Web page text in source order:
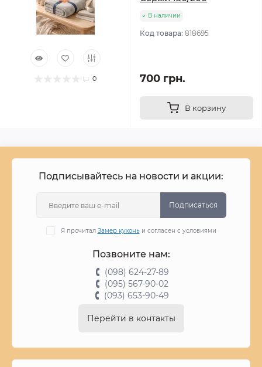
0
В наличии
Код товара: 818695
700 грн.
В корзину
Подписывайтесь на новости и акции:
Подписаться
Я прочитал Замер кухоньи согласен с условиями
Позвоните нам:
(098) 624-27-89
(095) 567-90-02
(093) 653-90-49
Перейти в контакты